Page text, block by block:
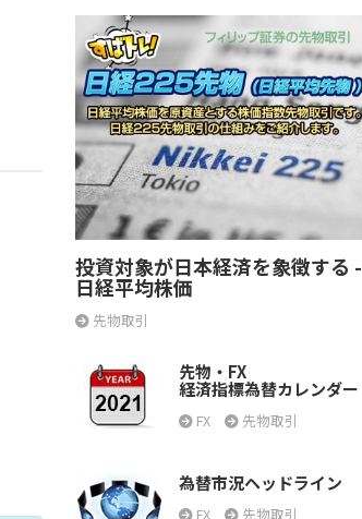
投資対象が日本経済を象徴する -
日経平均株価
先物取引
先物・FX
経済指標為替カレンダー
FX 先物取引
為替市況ヘッドライン
FX 先物取引